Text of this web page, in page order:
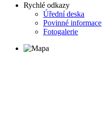
Rychlé odkazy
Úřední deska
Povinné informace
Fotogalerie